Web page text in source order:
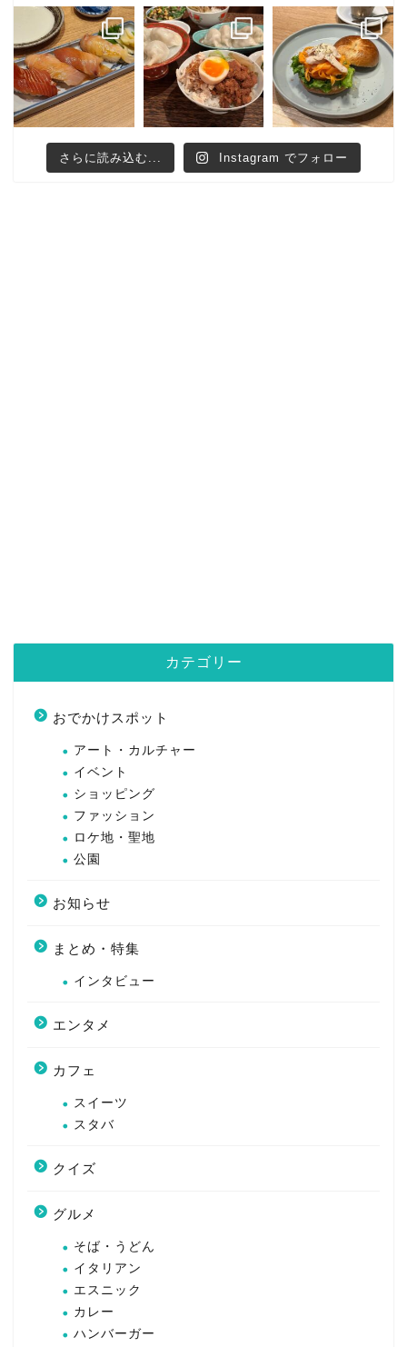
さらに読み込む... Instagram でフォロー
カテゴリー
おでかけスポット
アート・カルチャー
イベント
ショッピング
ファッション
ロケ地・聖地
公園
お知らせ
まとめ・特集
インタビュー
エンタメ
カフェ
スイーツ
スタバ
クイズ
グルメ
そば・うどん
イタリアン
エスニック
カレー
ハンバーガー